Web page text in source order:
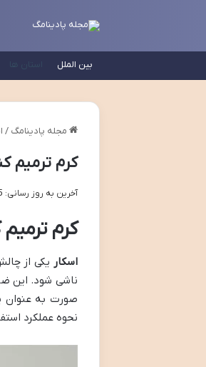
بین الملل استان ها
مجله پادینامگ /
کرم ترمیم
آخرین به روز رسانی: 22/04/1405
کرم
اسکار یکی از
ناشی شود. این
صورت به عنوان
نحوه عملکرد